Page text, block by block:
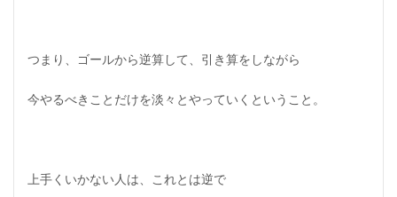
つまり、ゴールから逆算して、引き算をしながら
今やるべきことだけを淡々とやっていくということ。
上手くいかない人は、これとは逆で